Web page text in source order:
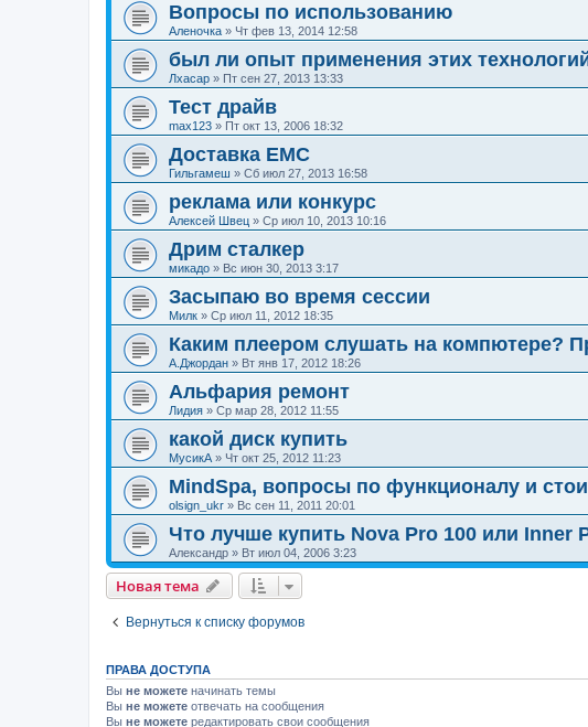
Вопросы по использованию
Аленочка » Чт фев 13, 2014 12:58
был ли опыт применения этих
Лхасар » Пт сен 27, 2013 13:33
Тест драйв
max123 » Пт окт 13, 2006 18:32
Доставка ЕМС
Гильгамеш » Сб июл 27, 2013 16:58
реклама или конкурс
Алексей Швец » Ср июл 10, 2013 10:16
Дрим сталкер
микадо » Вс июн 30, 2013 3:17
Засыпаю во время сессии
Милк » Ср июл 11, 2012 18:35
Каким плеером слушать на компютере?
А.Джордан » Вт янв 17, 2012 18:26
Альфария ремонт
Лидия » Ср мар 28, 2012 11:55
какой диск купить
МусикА » Чт окт 25, 2012 11:23
MindSpa, вопросы по функционалу и
olsign_ukr » Вс сен 11, 2011 20:01
Что лучше купить Nova Pro 100 или Inner
Александр » Вт июл 04, 2006 3:23
Новая тема
Вернуться к списку форумов
ПРАВА ДОСТУПА
Вы не можете начинать темы
Вы не можете отвечать на сообщения
Вы не можете редактировать свои сообщения